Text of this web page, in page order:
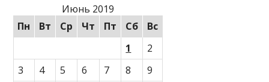
Июнь 2019
Пн
Вт Ср Чт Пт Сб
Вс
1
2
3
4 5 6 7 8
9